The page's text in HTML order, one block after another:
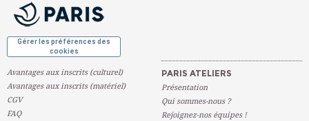
Gérer les préférences des
cookies
Avantages aux inscrits (culturel)
Avantages aux inscrits (matériel)
CGV
FAQ
PARIS ATELIERS
Présentation
Qui sommes-nous ?
Rejoignez-nos équipes !